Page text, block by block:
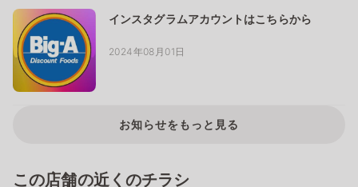
インスタグラムアカウントはこちらから
2024年08月01日
お知らせをもっと見る
この店舗の近くのチラシ